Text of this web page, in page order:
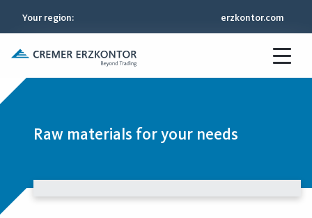
Your region: erzkontor.com
Raw materials for your needs